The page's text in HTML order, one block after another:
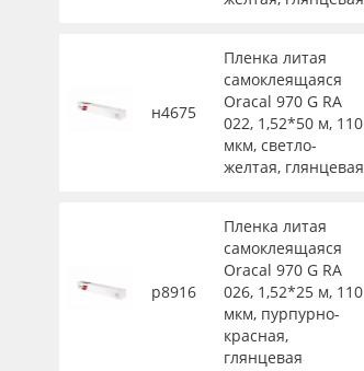
н4675
Пленка литая
самоклеящаяся
Oracal 970 G RA
022, 1,52*50 м, 110
мкм, светло-
желтая, глянцевая
р8916
Пленка литая
самоклеящаяся
Oracal 970 G RA
026, 1,52*25 м, 110
мкм, пурпурно-
красная,
глянцевая